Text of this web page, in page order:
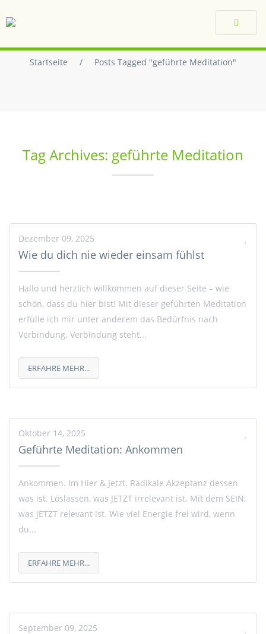
Toggle
Startseite / Posts Tagged "geführte Meditation"
Tag Archives: geführte Meditation
Dezember 09, 2025
Wie du dich nie wieder einsam fühlst
Hallo und herzlich willkommen auf dieser Seite – wie
schön, dass du hier bist! Mit dieser geführten Meditation
erfülle ich mir unter anderem das Bedürfnis nach
Verbindung. Verbindung steht...
ERFAHRE MEHR...
Oktober 14, 2025
Geführte Meditation: Ankommen
Ankommen. Im Hier & Jetzt. Radikale Akzeptanz dessen
was ist. Loslassen, was JETZT irrelevant ist. Mit dem SEIN,
was JETZT relevant ist. Wie viel Energie frei wird, wenn
du...
ERFAHRE MEHR...
September 09, 2025